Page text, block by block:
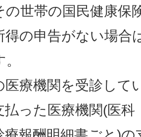
の世帯の国民健康保
得の申告がない場合
医療機関を受診して
払った医療機関(医